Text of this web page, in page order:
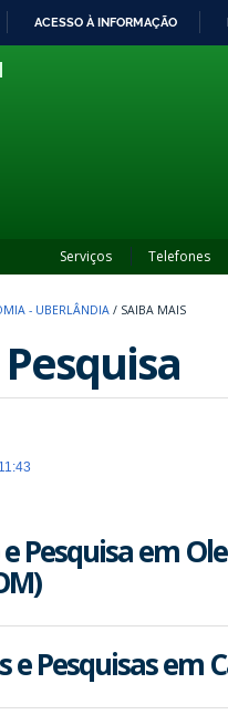
ACESSO À INFORMAÇÃO
Serviços Telefones
- UBERLÂNDIA / SAIBA MAIS
Pesquisa em
e Pesquisas em